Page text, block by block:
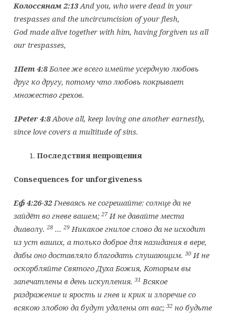
Колоссянам 2:13And you, who were dead in your
trespasses and the uncircumcision of your flesh,
God made alive together with him, having forgiven us all
our trespasses,
1Пет 4:8Более же всего имейте усердную любовь
друг ко другу, потому что любовь покрывает
множество грехов.
1Peter 4:8Above all, keep loving one another earnestly,
since love covers a multitude of sins.
Последствия непрощения
Consequences for unforgiveness
Еф 4:26-32Гневаясь не согрешайте: солнце да не
зайдёт во гневе вашем; 27И не давайте места
диаволу. 28… 29Никакое гнилое слово да не исходит
из уст ваших, а только доброе для назидания в вере,
дабы оно доставляло благодать слушающим. 30И не
оскорбляйте Святого Духа Божия, Которым вы
запечатлены в день искупления. 31 Всякое
раздражение и ярость и гнев и крик и злоречие со
всякою злобою да будут удалены от вас; 32но будьте